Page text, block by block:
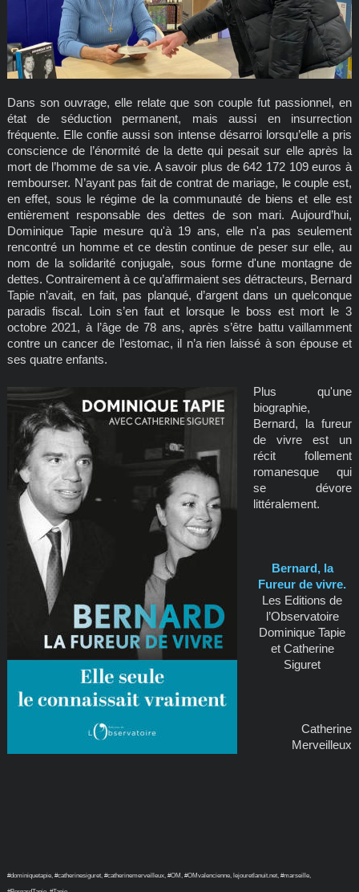
Dans son ouvrage, elle relate que son couple fut passionnel, en
état de séduction permanent, mais aussi en insurrection
fréquente. Elle confie aussi son intense désarroi lorsqu’elle a pris
conscience de l’énormité de la dette qui pesait sur elle après la
mort de l’homme de sa vie. A savoir plus de 642 172 109 euros à
rembourser. N’ayant pas fait de contrat de mariage, le couple est,
en effet, sous le régime de la communauté de biens et elle est
entièrement responsable des dettes de son mari. Aujourd’hui,
Dominique Tapie mesure qu'à 19 ans, elle n'a pas seulement
rencontré un homme et ce destin continue de peser sur elle, au
nom de la solidarité conjugale, sous forme d'une montagne de
dettes. Contrairement à ce qu’affirmaient ses détracteurs, Bernard
Tapie n’avait, en fait, pas planqué, d’argent dans un quelconque
paradis fiscal. Loin s’en faut et lorsque le boss est mort le 3
octobre 2021, à l’âge de 78 ans, après s’être battu vaillamment
contre un cancer de l’estomac, il n’a rien laissé à son épouse et
ses quatre enfants.
Plus qu'une
biographie,
Bernard, la fureur
de vivre est un
récit follement
romanesque qui
se dévore
littéralement.
Bernard, la
Fureur de vivre.
Les Editions de
l’Observatoire
Dominique Tapie
et Catherine
Siguret
Catherine
Merveilleux
#dominiquetapie, #catherinesiguret, #catherinemerveilleux, #OM, #OMvalencienne, lejouretlanuit.net, #marseille,